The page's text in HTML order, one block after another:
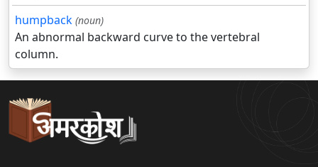
humpback (noun)
An abnormal backward curve to the vertebral
column.